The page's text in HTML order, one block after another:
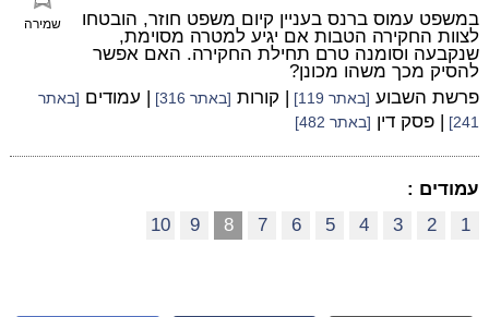
שמירה
במשפט עמוס ברנס בעניין קיום משפט חוזר, הובטחו
לצוות החקירה הטבות אם יגיע למטרה מסוימת,
שנקבעה וסומנה טרם תחילת החקירה. האם אפשר
להסיק מכך משהו מכונן?
פרשת השבוע [באתר 119] | קורות [באתר 316] | עמודים [באתר
241]
| פסק דין [באתר 482]
עמודים :
1
2
3
4
5
6
7
8
9
10